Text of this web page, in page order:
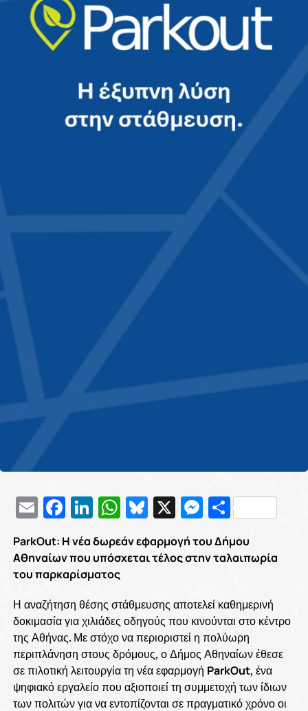
EmailFacebook
LinkedIn
WhatsApp
Bluesky
X
ParkOut: Η νέα δωρεάν εφαρμογή του Δήμου
Αθηναίων που υπόσχεται τέλος στην ταλαιπωρία
του παρκαρίσματος
Η αναζήτηση θέσης στάθμευσης αποτελεί καθημερινή
δοκιμασία για χιλιάδες οδηγούς που κινούνται στο κέντρο
της Αθήνας. Με στόχο να περιοριστεί η πολύωρη
περιπλάνηση στους δρόμους, ο Δήμος Αθηναίων έθεσε
σε πιλοτική λειτουργία τη νέα εφαρμογή ParkOut, ένα
ψηφιακό εργαλείο που αξιοποιεί τη συμμετοχή των ίδιων
των πολιτών για να εντοπίζονται σε πραγματικό χρόνο οι